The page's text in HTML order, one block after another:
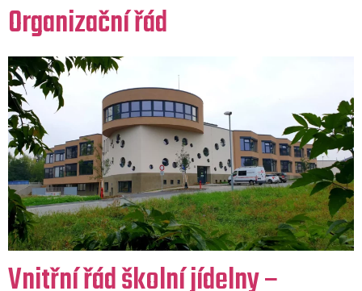
Organizační řád
Vnitřní řád školní jídelny –